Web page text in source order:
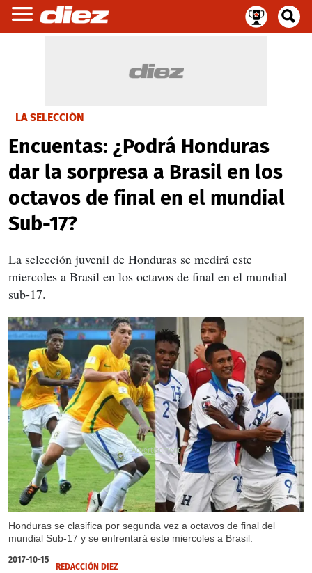
LA SELECCIÓN
Encuentas: ¿Podrá Honduras
dar la sorpresa a Brasil en los
octavos de final en el mundial
Sub-17?
La selección juvenil de Honduras se medirá este
miercoles a Brasil en los octavos de final en el mundial
sub-17.
Honduras se clasifica por segunda vez a octavos de final del
mundial Sub-17 y se enfrentará este miercoles a Brasil.
X
2017-10-15
REDACCIÓN DIEZ